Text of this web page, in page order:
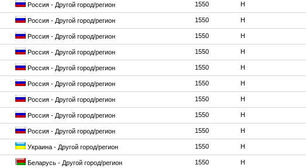
Россия - Другой город/регион 1550 H
Россия - Другой город/регион 1550 H
Россия - Другой город/регион 1550 H
Россия - Другой город/регион 1550 H
Россия - Другой город/регион 1550 H
Россия - Другой город/регион 1550 H
Россия - Другой город/регион 1550 H
Россия - Другой город/регион 1550 H
Россия - Другой город/регион 1550 H
Украина - Другой город/регион 1550 H
Беларусь - Другой город/регион 1550 H